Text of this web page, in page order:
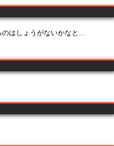
はしょうがないかなと…